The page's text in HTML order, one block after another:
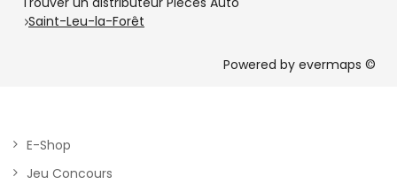
Saint-Leu-la-Forêt
Powered by evermaps ©
E-Shop
Jeu Concours